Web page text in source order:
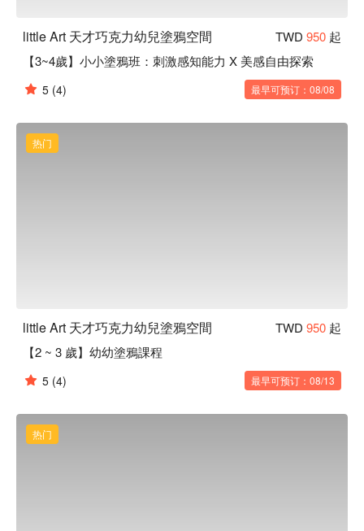
little Art 天才巧克力幼兒塗鴉空間 TWD 950 起
【3~4歲】小小塗鴉班：刺激感知能力 X 美感自由探索
5 (4) 最早可预订：08/08
热门
little Art 天才巧克力幼兒塗鴉空間 TWD 950 起
【2 ~ 3 歲】幼幼塗鴉課程
5 (4) 最早可预订：08/13
热门